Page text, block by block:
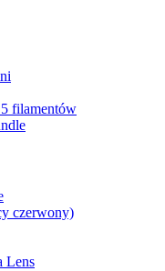
filamentów
czerwony)
Lens